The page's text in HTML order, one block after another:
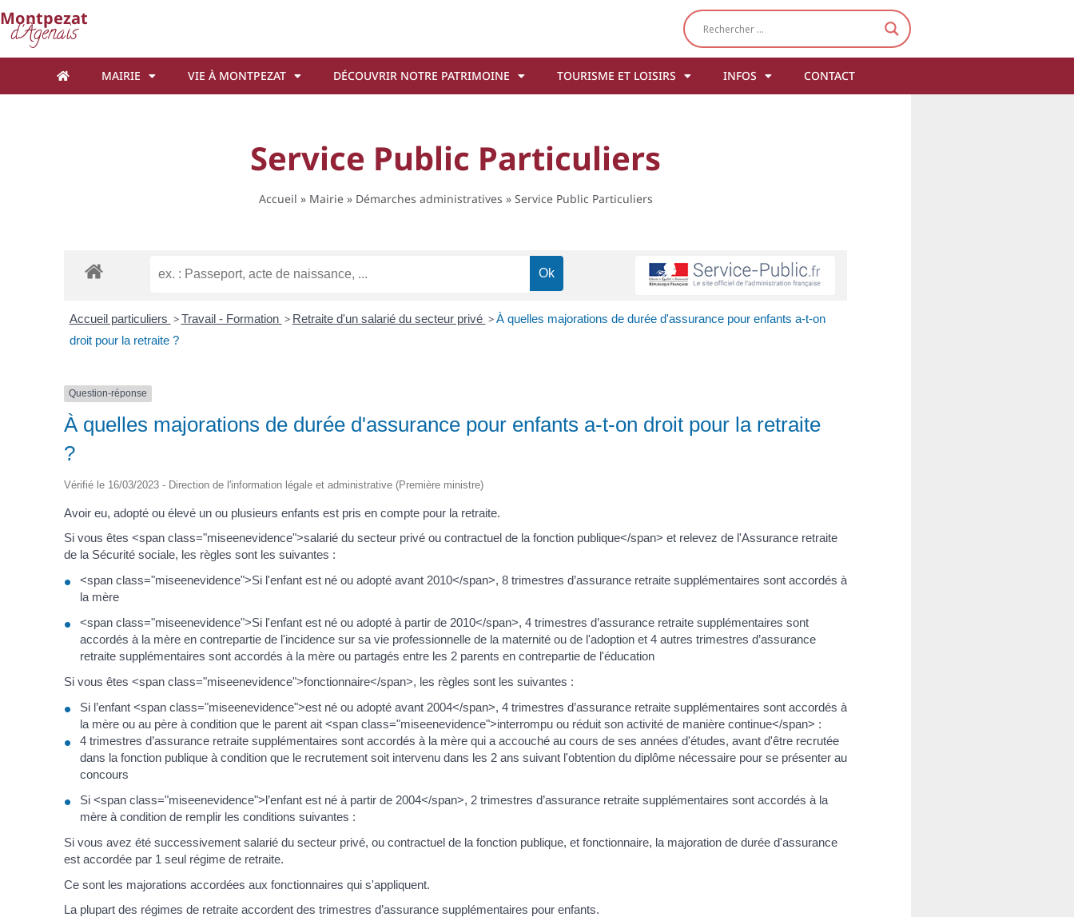
Montpezat
d'Agenais
MAIRIE VIE À MONTPEZAT DÉCOUVRIR NOTRE PATRIMOINE TOURISME ET LOISIRS INFOS CONTACT
Service Public Particuliers
Accueil » Mairie» Démarches administratives » Service Public Particuliers
Accueil particuliers > Travail - Formation > Retraite d'un salarié du secteur privé > À quelles majorations de durée d'assurance pour enfants a-t-on
droit pour la retraite ?
Question-réponse
À quelles majorations de durée d'assurance pour enfants a-t-on droit pour la retraite
?
Vérifié le 16/03/2023 - Direction de l'information légale et administrative (Première ministre)
Avoir eu, adopté ou élevé un ou plusieurs enfants est pris en compte pour la retraite.
Si vous êtes <span class="miseenevidence">salarié du secteur privé ou contractuel de la fonction publique</span> et relevez de l'Assurance retraite
de la Sécurité sociale, les règles sont les suivantes :
<span class="miseenevidence">Si l'enfant est né ou adopté avant 2010</span>, 8 trimestres d’assurance retraite supplémentaires sont accordés à
la mère
<span class="miseenevidence">Si l'enfant est né ou adopté à partir de 2010</span>, 4 trimestres d’assurance retraite supplémentaires sont
accordés à la mère en contrepartie de l'incidence sur sa vie professionnelle de la maternité ou de l'adoption et 4 autres trimestres d’assurance
retraite supplémentaires sont accordés à la mère ou partagés entre les 2 parents en contrepartie de l'éducation
Si vous êtes <span class="miseenevidence">fonctionnaire</span>, les règles sont les suivantes :
Si l’enfant <span class="miseenevidence">est né ou adopté avant 2004</span>, 4 trimestres d’assurance retraite supplémentaires sont accordés à
la mère ou au père à condition que le parent ait <span class="miseenevidence">interrompu ou réduit son activité de manière continue</span> :
4 trimestres d’assurance retraite supplémentaires sont accordés à la mère qui a accouché au cours de ses années d'études, avant d'être recrutée
dans la fonction publique à condition que le recrutement soit intervenu dans les 2 ans suivant l'obtention du diplôme nécessaire pour se présenter au
concours
Si <span class="miseenevidence">l’enfant est né à partir de 2004</span>, 2 trimestres d’assurance retraite supplémentaires sont accordés à la
mère à condition de remplir les conditions suivantes :
Si vous avez été successivement salarié du secteur privé, ou contractuel de la fonction publique, et fonctionnaire, la majoration de durée d'assurance
est accordée par 1 seul régime de retraite.
Ce sont les majorations accordées aux fonctionnaires qui s'appliquent.
La plupart des régimes de retraite accordent des trimestres d’assurance supplémentaires pour enfants.
Cookies management panel